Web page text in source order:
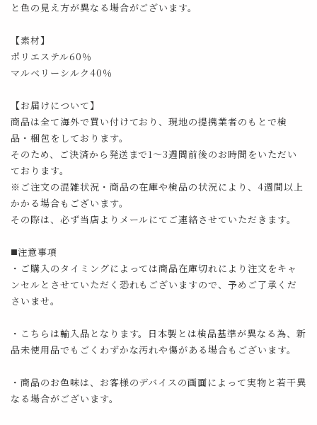
と色の見え方が異なる場合がございます。
【素材】
ポリエステル60％
マルベリーシルク40％
【お届けについて】
商品は全て海外で買い付けており、現地の提携業者のもとで検
品・梱包をしております。
そのため、ご決済から発送まで1～3週間前後のお時間をいただい
ております。
※ご注文の混雑状況・商品の在庫や検品の状況により、4週間以上
かかる場合もございます。
その際は、必ず当店よりメールにてご連絡させていただきます。
◼️注意事項
・ご購入のタイミングによっては商品在庫切れにより注文をキャ
ンセルとさせていただく恐れもございますので、予めご了承くだ
さいませ。
・こちらは輸入品となります。日本製とは検品基準が異なる為、新
品未使用品でもごくわずかな汚れや傷がある場合もございます。
・商品のお色味は、お客様のデバイスの画面によって実物と若干異
なる場合がございます。